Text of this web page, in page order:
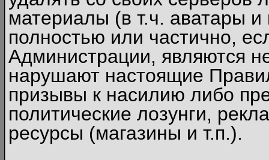
материалы (в т.ч. аватары и
полностью или частично,
Администрации, являются
нарушают настоящие
призывы к насилию либо
политические лозунги,
ресурсы (магазины и т.п.).